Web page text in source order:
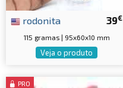
39€
rodonita
115 gramas | 95x60x10 mm
Veja o produto
PRO